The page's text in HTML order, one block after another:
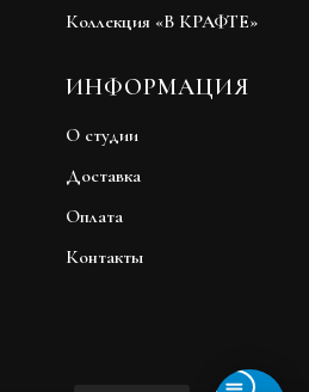
Коллекция «В КРАФТЕ»
ИНФОРМАЦИЯ
О студии
Доставка
Оплата
Контакты